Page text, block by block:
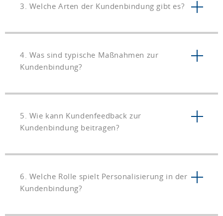
3. Welche Arten der Kundenbindung gibt es?
4. Was sind typische Maßnahmen zur
Kundenbindung?
5. Wie kann Kundenfeedback zur
Kundenbindung beitragen?
6. Welche Rolle spielt Personalisierung in der
Kundenbindung?